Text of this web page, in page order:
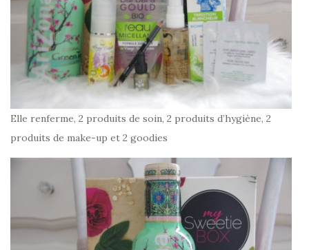
Elle renferme, 2 produits de soin, 2 produits d’hygiène, 2
produits de make-up et 2 goodies